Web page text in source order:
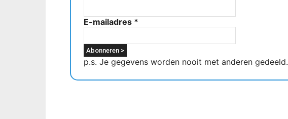
E-mailadres *
p.s. Je gegevens worden nooit met anderen gedeeld.